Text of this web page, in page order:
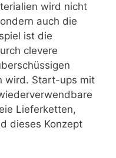
wird nicht
auch die
ist die
clevere
wird. Start-ups mit
Lieferketten,
dieses Konzept